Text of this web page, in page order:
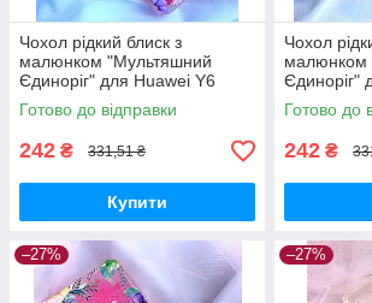
Чохол рідкий блиск з
малюнком "Мультяшний
Єдиноріг" для Huawei Y6
Prime 2018 (ATU-L31)
Готово до відправки
242 ₴ 331,51 ₴
Купити
Чохол
малюнком
Єдиноріг"
8X (JSN-
Готово до
242 ₴
–27% –27%